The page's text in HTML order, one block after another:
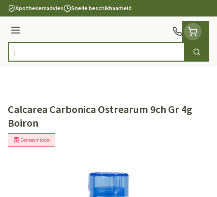
Ga naar de inhoud
Apothekersadvies Snelle beschikbaarheid
Menu
Product, merk, categorie... Zoek
Calcarea Carbonica Ostrearum 9ch Gr 4g
Boiron
Geneesmiddel